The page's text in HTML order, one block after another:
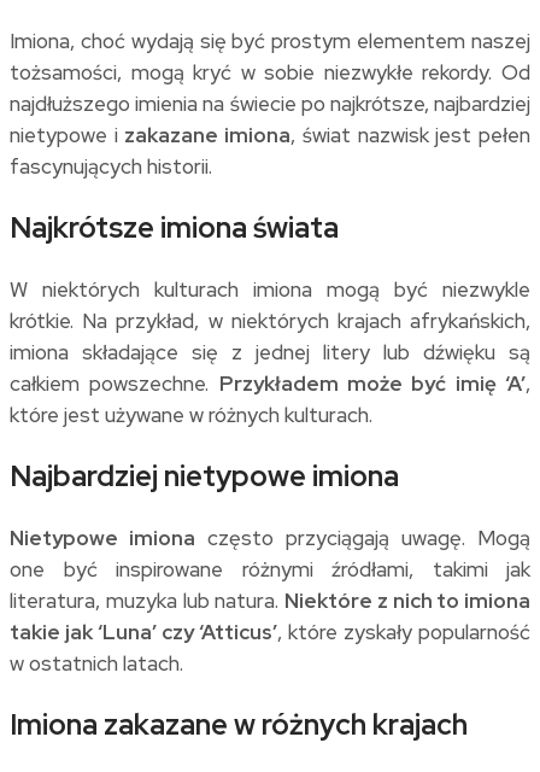
Imiona, choć wydają się być prostym elementem naszej
tożsamości, mogą kryć w sobie niezwykłe rekordy. Od
najdłuższego imienia na świecie po najkrótsze, najbardziej
nietypowe i zakazane imiona, świat nazwisk jest pełen
fascynujących historii.
Najkrótsze imiona świata
W niektórych kulturach imiona mogą być niezwykle
krótkie. Na przykład, w niektórych krajach afrykańskich,
imiona składające się z jednej litery lub dźwięku są
całkiem powszechne. Przykładem może być imię ‘A’,
które jest używane w różnych kulturach.
Najbardziej nietypowe imiona
Nietypowe imiona często przyciągają uwagę. Mogą
one być inspirowane różnymi źródłami, takimi jak
literatura, muzyka lub natura. Niektóre z nich to imiona
takie jak ‘Luna’ czy ‘Atticus’, które zyskały popularność
w ostatnich latach.
Imiona zakazane w różnych krajach